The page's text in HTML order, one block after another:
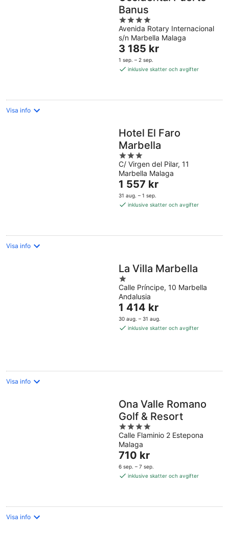
Banus
4
out
of
5
Avenida Rotary Internacional
s/n Marbella Malaga
Priset
är
3 185 kr
3 185 kr
1 sep. – 2 sep.
inklusive skatter och avgifter
Visa info
Hotel El Faro
Marbella
3
out
of
5
C/ Virgen del Pilar, 11
Marbella Malaga
Priset
är
1 557 kr
1 557 kr
31 aug. – 1 sep.
inklusive skatter och avgifter
Visa info
La Villa Marbella
1
out
of
5
Calle Príncipe, 10 Marbella
Andalusia
Priset
är
1 414 kr
1 414 kr
30 aug. – 31 aug.
inklusive skatter och avgifter
Visa info
Ona Valle Romano
Golf & Resort
4
out
of
5
Calle Flaminio 2 Estepona
Malaga
Priset
är
710 kr
710 kr
6 sep. – 7 sep.
inklusive skatter och avgifter
Visa info